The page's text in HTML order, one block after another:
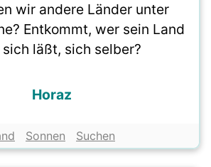
wir andere Länder unter
Entkommt, wer sein Land
läßt, sich selber?
Horaz
Sonnen Suchen